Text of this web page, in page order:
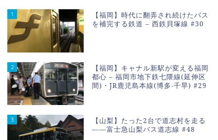
1
【福岡】時代に翻弄され続けたバス
を補完する鉄道 – 西鉄貝塚線 #30
2
【福岡】キャナル新駅が変える福岡
都心 – 福岡市地下鉄七隈線(延伸区
間)・JR鹿児島本線(博多-千早) #29
3
【山梨】たった2台で道志村を走る
――富士急山梨バス道志線 #48